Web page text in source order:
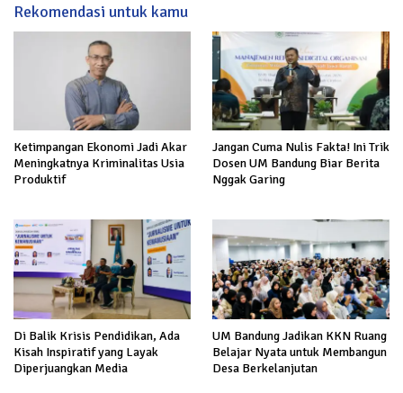
Rekomendasi untuk kamu
Ketimpangan Ekonomi Jadi Akar
Meningkatnya Kriminalitas Usia
Produktif
Jangan Cuma Nulis Fakta! Ini Trik
Dosen UM Bandung Biar Berita
Nggak Garing
Di Balik Krisis Pendidikan, Ada
Kisah Inspiratif yang Layak
Diperjuangkan Media
UM Bandung Jadikan KKN Ruang
Belajar Nyata untuk Membangun
Desa Berkelanjutan